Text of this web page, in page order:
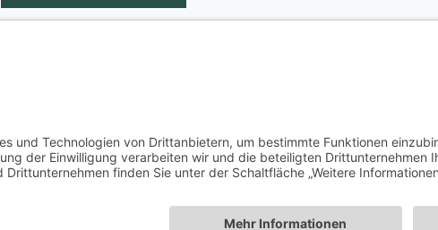
Kontakt Über uns Impressum Datenschutz